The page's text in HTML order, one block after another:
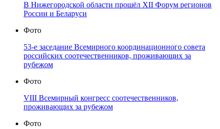
В Нижегородской области прошёл XII Форум регионов
России и Беларуси
Фото
53-е заседание Всемирного координационного совета
российских соотечественников, проживающих за
рубежом
Фото
VIII Всемирный конгресс соотечественников,
проживающих за рубежом
Фото